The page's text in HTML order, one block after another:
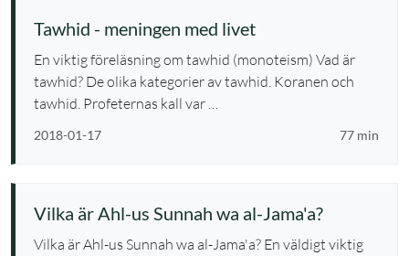
Tawhid - meningen med livet
En viktig föreläsning om tawhid (monoteism) Vad är
tawhid? De olika kategorier av tawhid. Koranen och
tawhid. Profeternas kall var …
2018-01-17 77 min
Vilka är Ahl-us Sunnah wa al-Jama'a?
Vilka är Ahl-us Sunnah wa al-Jama'a? En väldigt viktig